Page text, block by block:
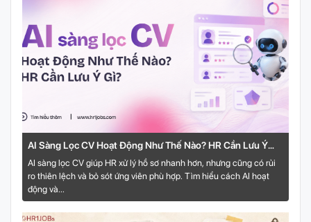
AI Sàng Lọc CV Hoạt Động Như Thế Nào? HR Cần Lưu Ý
Gì?
AI sàng lọc CV giúp HR xử lý hồ sơ nhanh hơn, nhưng cũng có rủi
ro thiên lệch và bỏ sót ứng viên phù hợp. Tìm hiểu cách AI hoạt
động và...